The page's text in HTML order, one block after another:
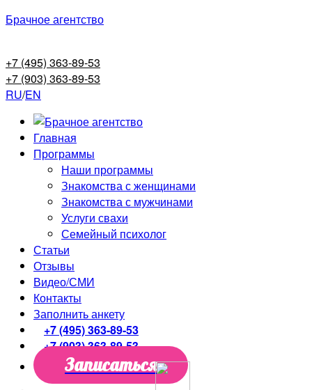
Брачное агентство
+7 (495) 363-89-53
+7 (903) 363-89-53
RU/EN
Главная
Программы
Наши программы
Знакомства с женщинами
Знакомства с мужчинами
Услуги свахи
Семейный психолог
Статьи
Отзывы
Видео/СМИ
Контакты
Заполнить анкету
+7 (495) 363-89-53
+7 (903) 363-89-53
Записаться